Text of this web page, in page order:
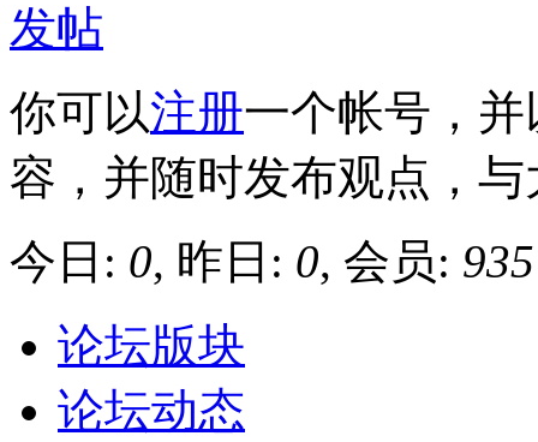
发帖
你可以注册一个帐号，并
容，并随时发布观点，
今日: 0, 昨日: 0, 会员: 935
论坛版块
论坛动态